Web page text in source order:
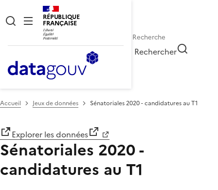
RÉPUBLIQUE
FRANÇAISE
Rechercher
Accueil Jeux de données Sénatoriales 2020 - candidatures au T1
Explorer les données
Sénatoriales 2020 -
candidatures au T1